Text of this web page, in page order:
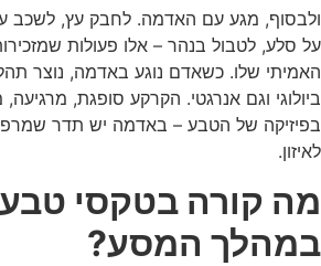
ולבסוף, מגע עם האדמה. לחבק עץ, לשכב
על סלע, לטבול בנהר – אלו פעולות
האמיתי שלו. כשאדם נוגע באדמה, נוצר
ביולוגי וגם אנרגטי. הקרקע סופגת,
בפיזיקה של הטבע – באדמה יש תדר
לאיזון.
מה קורה בטקסי טבע
במהלך המסע?